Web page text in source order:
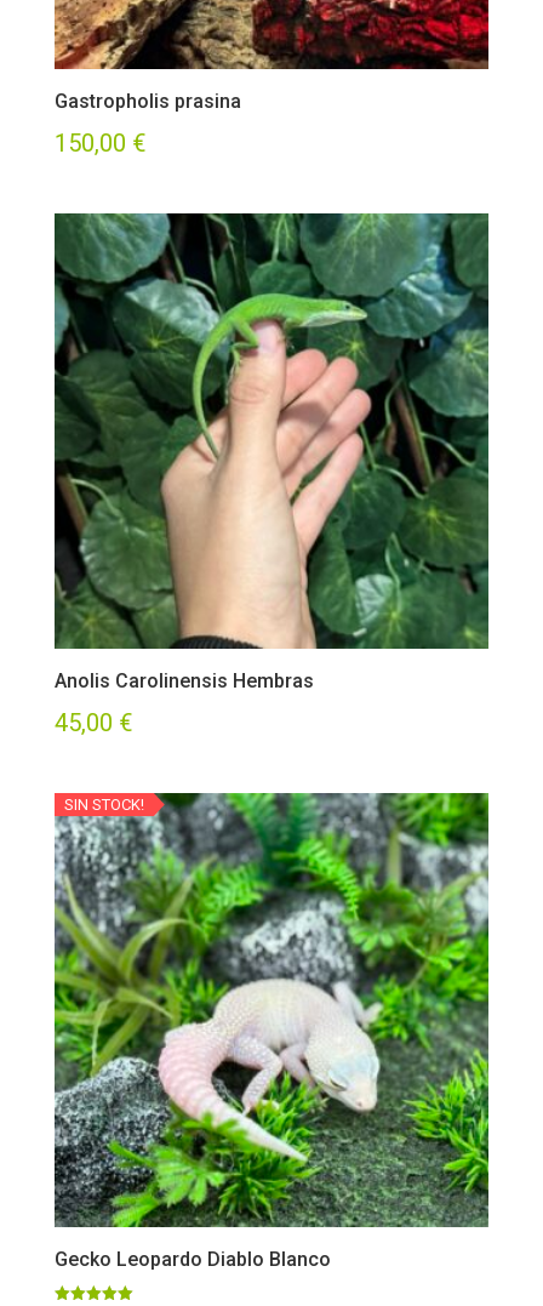
Gastropholis prasina
150,00 €
Anolis Carolinensis Hembras
45,00 €
SIN STOCK!
Gecko Leopardo Diablo Blanco